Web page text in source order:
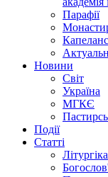
Парафії
Новини
Світ
Україна
МГКЄ
Події
Статті
Літургіка